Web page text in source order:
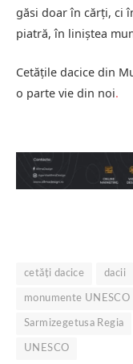
găsi doar în cărți, ci
piatră, în liniștea
Cetățile dacice din
o parte vie din noi.
cetăți dacice dacii
monumente UNESCO
Sarmizegetusa Regia
UNESCO